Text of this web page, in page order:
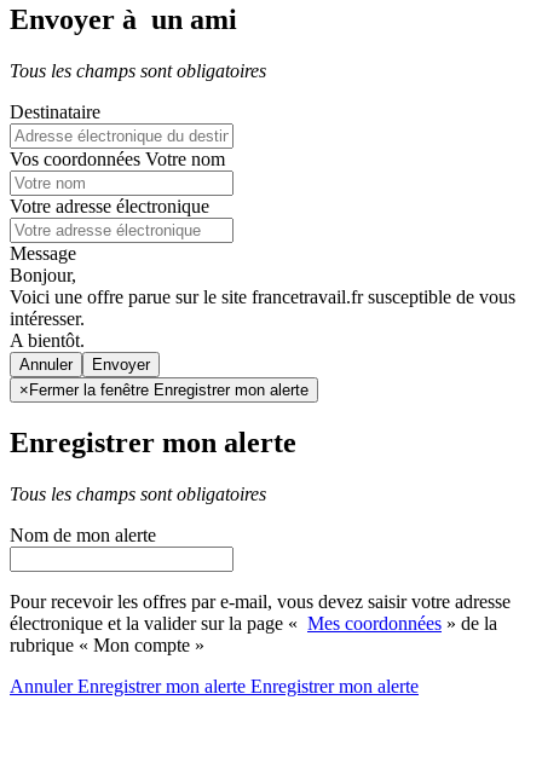
Envoyer à un ami
Tous les champs sont obligatoires
Destinataire
Vos coordonnées Votre nom
Votre adresse électronique
Message
Bonjour,
Voici une offre parue sur le site francetravail.fr susceptible de vous
intéresser.
A bientôt.
Annuler
× Fermer la fenêtre Enregistrer mon alerte
Enregistrer mon alerte
Tous les champs sont obligatoires
Nom de mon alerte
Pour recevoir les offres par e-mail, vous devez saisir votre adresse
électronique et la valider sur la page « Mes coordonnées » de la
rubrique « Mon compte »
AnnulerEnregistrer mon alerte Enregistrermon alerte